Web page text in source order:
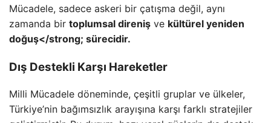
Mücadele, sadece askeri bir çatışma değil, aynı
zamanda bir toplumsal direniş ve kültürel yeniden
doğuş</strong; sürecidir.
Dış Destekli Karşı Hareketler
Milli Mücadele döneminde, çeşitli gruplar ve ülkeler,
Türkiye’nin bağımsızlık arayışına karşı farklı stratejiler